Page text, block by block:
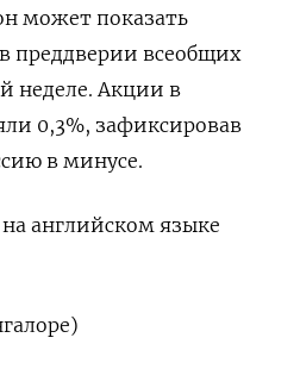
может показать
преддверии всеобщих
неделе. Акции в
0,3%, зафиксировав
в минусе.
английском языке